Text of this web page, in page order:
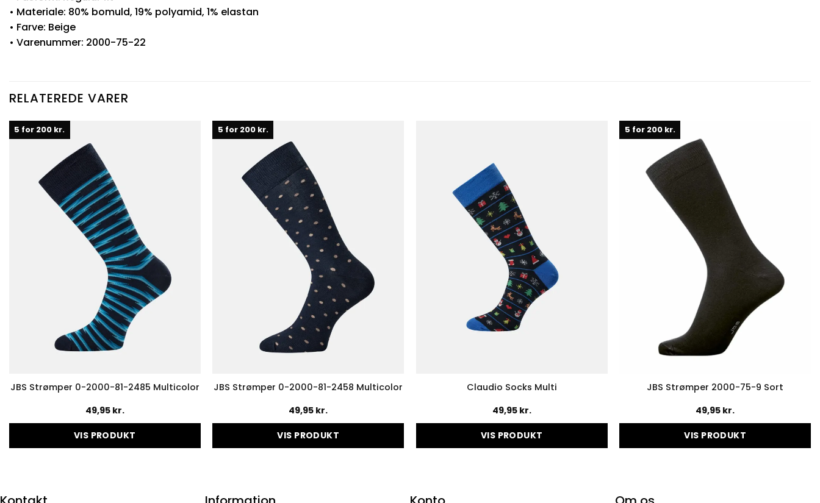
• Materiale: 80% bomuld, 19% polyamid, 1% elastan
• Farve: Beige
• Varenummer: 2000-75-22
RELATEREDE VARER
5 for 200 kr.
JBS Strømper 0-2000-81-2485 Multicolor
49,95 kr.
VIS PRODUKT
5 for 200 kr.
JBS Strømper 0-2000-81-2458 Multicolor
49,95 kr.
VIS PRODUKT
Claudio Socks Multi
49,95 kr.
VIS PRODUKT
5 for 200 kr.
JBS Strømper 2000-75-9 Sort
49,95 kr.
VIS PRODUKT